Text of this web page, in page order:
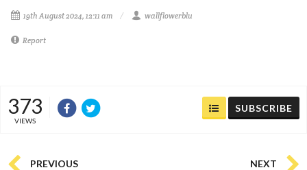
19th August 2024, 12:11 am wallflowerblu
Report
373
VIEWS
SUBSCRIBE
PREVIOUS NEXT